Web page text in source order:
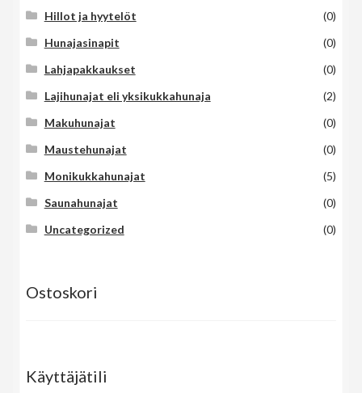
Hillot ja hyytelöt
(0)
Hunajasinapit
(0)
Lahjapakkaukset
(0)
Lajihunajat eli yksikukkahunaja
(2)
Makuhunajat
(0)
Maustehunajat
(0)
Monikukkahunajat
(5)
Saunahunajat
(0)
Uncategorized
(0)
Ostoskori
Käyttäjätili